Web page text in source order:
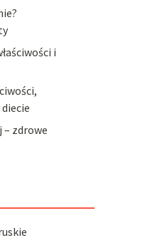
i
– zdrowe